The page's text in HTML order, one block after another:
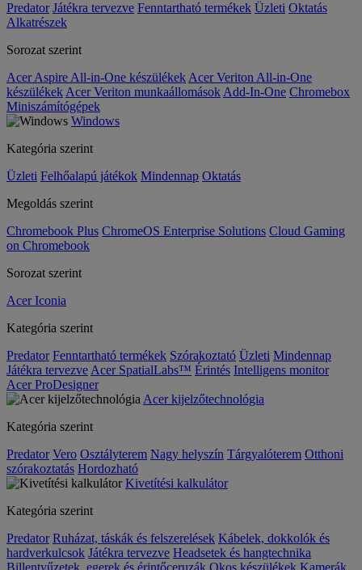
Predator Játékra tervezve Fenntartható termékek Üzleti Oktatás
Alkatrészek
Sorozat szerint
Acer Aspire All-in-One készülékek Acer Veriton All-in-One
készülékek Acer Veriton munkaállomások Add-In-One Chromebox
Miniszámítógépek
Windows
Kategória szerint
Üzleti Felhőalapú játékok Mindennap Oktatás
Megoldás szerint
Chromebook Plus ChromeOS Enterprise Solutions Cloud Gaming
on Chromebook
Sorozat szerint
Acer Iconia
Kategória szerint
Predator Fenntartható termékek Szórakoztató Üzleti Mindennap
Játékra tervezve Acer SpatialLabs™ Érintés Intelligens monitor
Acer ProDesigner
Acer kijelzőtechnológia
Kategória szerint
Predator Vero Osztályterem Nagy helyszín Tárgyalóterem Otthoni
szórakoztatás Hordozható
Kivetítési kalkulátor
Kategória szerint
Predator Ruházat, táskák és felszerelések Kábelek, dokkolók és
hardverkulcsok Játékra tervezve Headsetek és hangtechnika
Billentyűzetek, egerek és érintőceruzák Okos készülékek Kamerák